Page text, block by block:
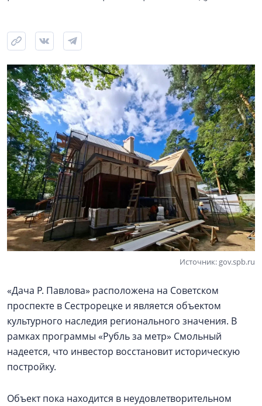
Источник: gov.spb.ru
«Дача Р. Павлова» расположена на Советском
проспекте в Сестрорецке и является объектом
культурного наследия регионального значения. В
рамках программы «Рубль за метр» Смольный
надеется, что инвестор восстановит историческую
постройку.
Объект пока находится в неудовлетворительном